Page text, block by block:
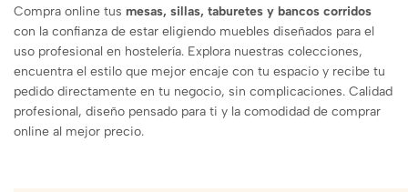
Compra online tus mesas, sillas, taburetes y bancos corridos
con la confianza de estar eligiendo muebles diseñados para el
uso profesional en hostelería. Explora nuestras colecciones,
encuentra el estilo que mejor encaje con tu espacio y recibe tu
pedido directamente en tu negocio, sin complicaciones. Calidad
profesional, diseño pensado para ti y la comodidad de comprar
online al mejor precio.